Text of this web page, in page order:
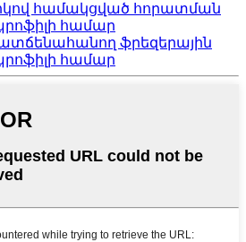
համակցված հորատման
համար
ֆրեզերային
համար